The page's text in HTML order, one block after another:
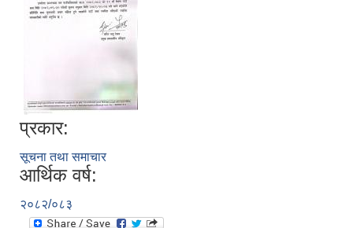
प्रकार:
सूचना तथा समाचार
आर्थिक वर्ष:
२०८२/०८३